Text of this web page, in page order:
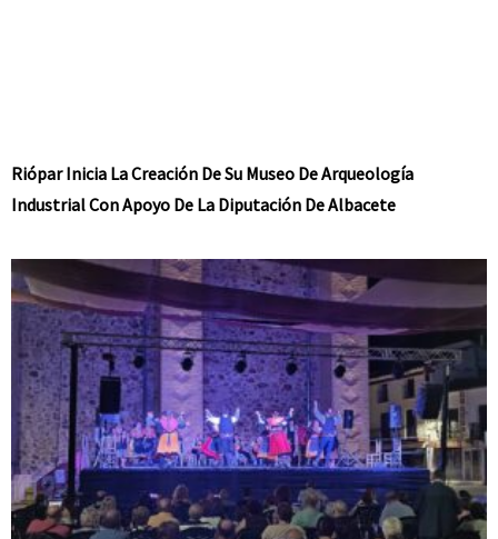
Riópar Inicia La Creación De Su Museo De Arqueología
Industrial Con Apoyo De La Diputación De Albacete